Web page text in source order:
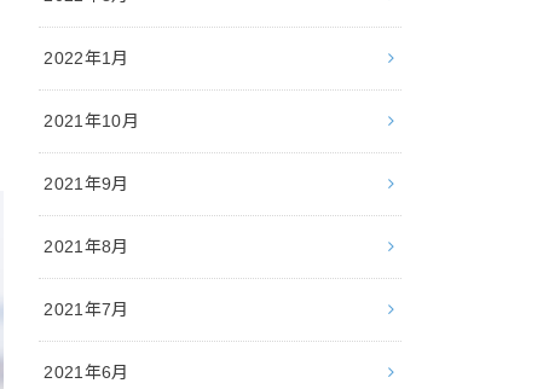
2022年1月
2021年10月
2021年9月
2021年8月
2021年7月
2021年6月